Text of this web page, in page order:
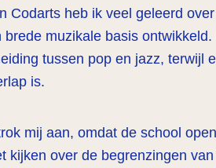
Codarts heb ik veel geleerd
muzikale basis
tussen pop en jazz, terwijl
is.
mij aan, omdat de school
kijken over de begrenzingen